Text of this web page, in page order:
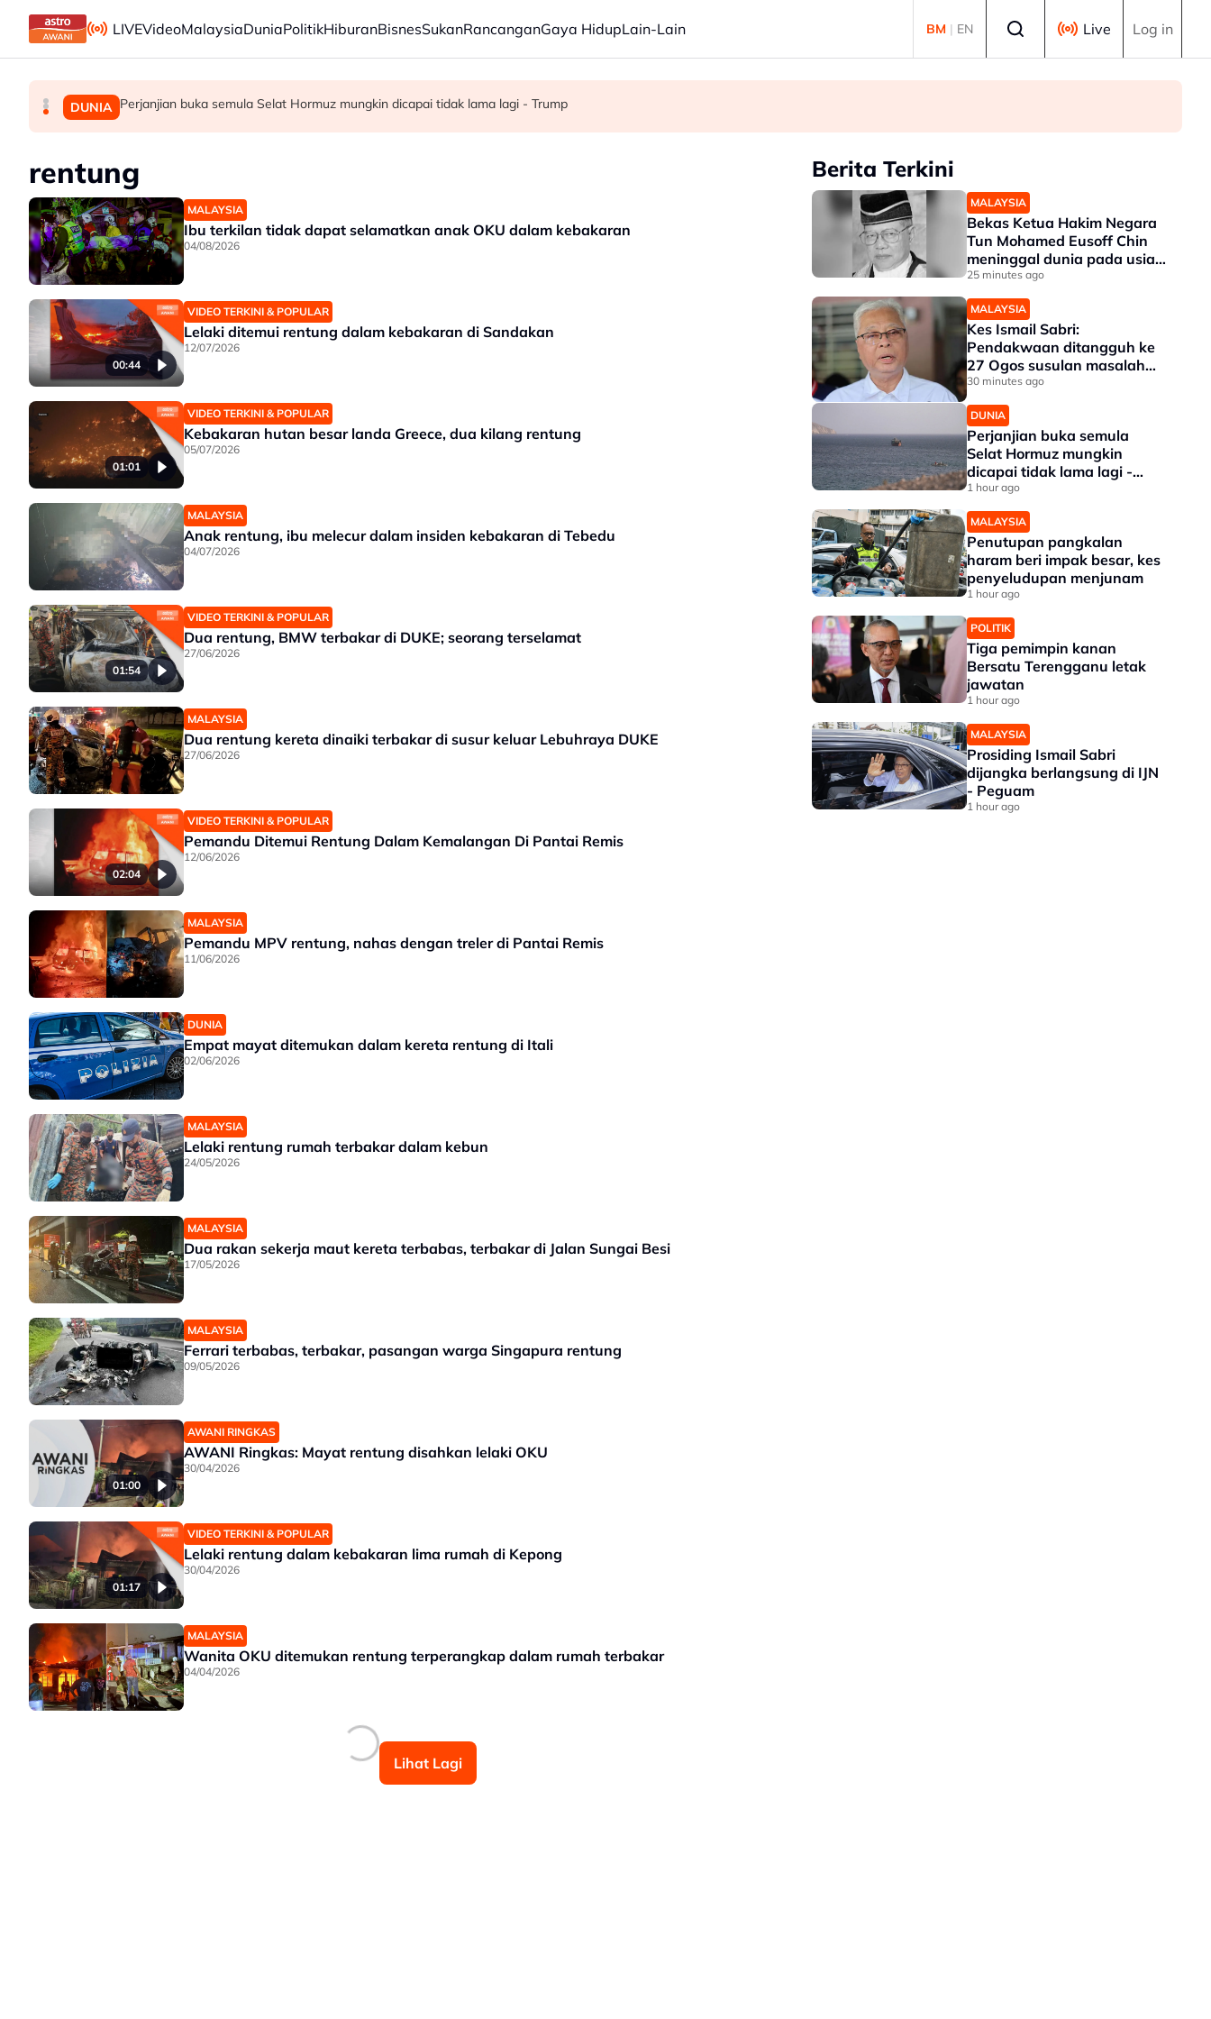
Skip to main content
LIVEVideoMalaysiaDuniaPolitikHiburanBisnesSukanRancanganGaya HidupLain-Lain BM | EN Live Log in
MALAYSIA Bekas Ketua Hakim Negara Tun Mohamed Eusoff Chin meninggal dunia pada usia 91 tahun
MALAYSIA Kes Ismail Sabri: Pendakwaan ditangguh ke 27 Ogos susulan masalah kesihatan
DUNIA Perjanjian buka semula Selat Hormuz mungkin dicapai tidak lama lagi - Trump
rentung
MALAYSIA
Ibu terkilan tidak dapat selamatkan anak OKU dalam kebakaran
04/08/2026
00:44
VIDEO TERKINI & POPULAR
Lelaki ditemui rentung dalam kebakaran di Sandakan
12/07/2026
01:01
VIDEO TERKINI & POPULAR
Kebakaran hutan besar landa Greece, dua kilang rentung
05/07/2026
MALAYSIA
Anak rentung, ibu melecur dalam insiden kebakaran di Tebedu
04/07/2026
01:54
VIDEO TERKINI & POPULAR
Dua rentung, BMW terbakar di DUKE; seorang terselamat
27/06/2026
MALAYSIA
Dua rentung kereta dinaiki terbakar di susur keluar Lebuhraya DUKE
27/06/2026
02:04
VIDEO TERKINI & POPULAR
Pemandu Ditemui Rentung Dalam Kemalangan Di Pantai Remis
12/06/2026
MALAYSIA
Pemandu MPV rentung, nahas dengan treler di Pantai Remis
11/06/2026
DUNIA
Empat mayat ditemukan dalam kereta rentung di Itali
02/06/2026
MALAYSIA
Lelaki rentung rumah terbakar dalam kebun
24/05/2026
MALAYSIA
Dua rakan sekerja maut kereta terbabas, terbakar di Jalan Sungai Besi
17/05/2026
MALAYSIA
Ferrari terbabas, terbakar, pasangan warga Singapura rentung
09/05/2026
01:00
AWANI RINGKAS
AWANI Ringkas: Mayat rentung disahkan lelaki OKU
30/04/2026
01:17
VIDEO TERKINI & POPULAR
Lelaki rentung dalam kebakaran lima rumah di Kepong
30/04/2026
MALAYSIA
Wanita OKU ditemukan rentung terperangkap dalam rumah terbakar
04/04/2026
Lihat Lagi
Berita Terkini
MALAYSIA
Bekas Ketua Hakim Negara
Tun Mohamed Eusoff Chin
meninggal dunia pada usia
91 tahun
25 minutes ago
MALAYSIA
Kes Ismail Sabri:
Pendakwaan ditangguh ke
27 Ogos susulan masalah
kesihatan
30 minutes ago
DUNIA
Perjanjian buka semula
Selat Hormuz mungkin
dicapai tidak lama lagi -
Trump
1 hour ago
MALAYSIA
Penutupan pangkalan
haram beri impak besar, kes
penyeludupan menjunam
1 hour ago
POLITIK
Tiga pemimpin kanan
Bersatu Terengganu letak
jawatan
1 hour ago
MALAYSIA
Prosiding Ismail Sabri
dijangka berlangsung di IJN
- Peguam
1 hour ago